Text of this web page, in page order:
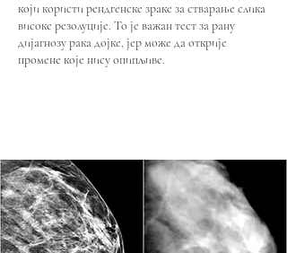
који користи рендгенске зраке за стварање слика
високе резолуције. То је важан тест за рану
дијагнозу рака дојке, јер може да открије
промене које нису опипљиве.